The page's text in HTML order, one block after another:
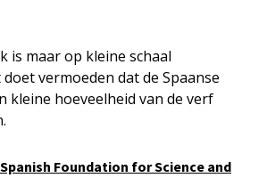
is maar op kleine schaal
vermoeden dat de Spaanse
kleine hoeveelheid van de verf
Spanish Foundation for Science and